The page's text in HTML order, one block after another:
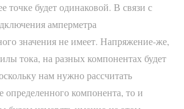
точке будет одинаковой. В связи с
амперметра
значения не имеет. Напряжение-же,
тока, на разных компонентах будет
нам нужно рассчитать
определенного компонента, то и